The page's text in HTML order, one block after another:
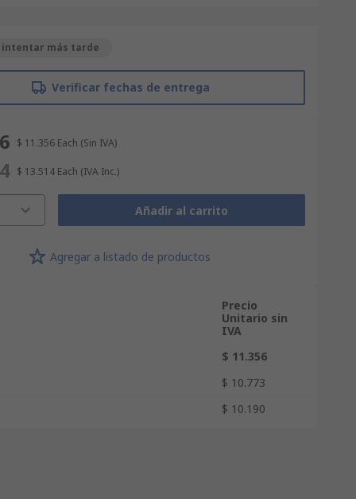
intentar más tarde
Verificar fechas de entrega
$ 11.356 Each (Sin IVA)
$ 13.514 Each (IVA Inc.)
Añadir al carrito
Agregar a listado de productos
Precio
Unitario sin
IVA
$ 11.356
$ 10.773
$ 10.190